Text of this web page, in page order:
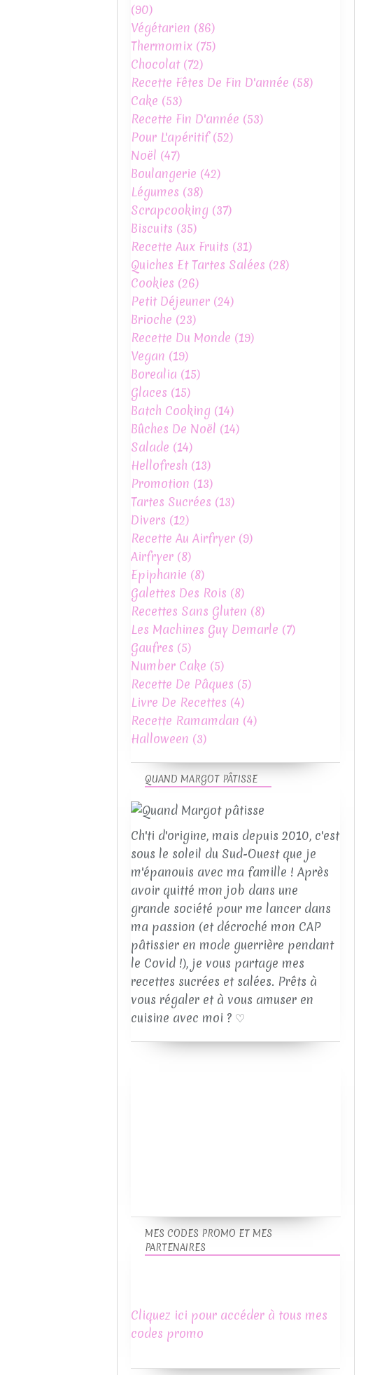
QUAND MARGOT PÂTISSE
Ch'ti d'origine, mais depuis 2010, c'est
sous le soleil du Sud-Ouest que je
m'épanouis avec ma famille ! Après
avoir quitté mon job dans une
grande société pour me lancer dans
ma passion (et décroché mon CAP
pâtissier en mode guerrière pendant
le Covid !), je vous partage mes
recettes sucrées et salées. Prêts à
vous régaler et à vous amuser en
cuisine avec moi ? ♡
(90)
Végétarien (86)
Thermomix (75)
Chocolat(72)
Recette Fêtes De Fin D'année (58)
Cake (53)
Recette Fin D'année (53)
Pour L'apéritif(52)
Noël (47)
Boulangerie (42)
Légumes (38)
Scrapcooking (37)
Biscuits (35)
Recette Aux Fruits (31)
Quiches Et Tartes Salées (28)
Cookies (26)
Petit Déjeuner (24)
Brioche (23)
Recette Du Monde (19)
Vegan (19)
Borealia (15)
Glaces (15)
Batch Cooking (14)
Bûches De Noël (14)
Salade (14)
Hellofresh (13)
Promotion (13)
Tartes Sucrées (13)
Divers (12)
Recette Au Airfryer (9)
Airfryer (8)
Epiphanie (8)
Galettes Des Rois (8)
Recettes Sans Gluten (8)
Les Machines Guy Demarle (7)
Gaufres (5)
Number Cake (5)
Recette De Pâques (5)
Livre De Recettes (4)
Recette Ramamdan (4)
Halloween (3)
MES CODES PROMO ET MES
PARTENAIRES
Cliquez ici pour accéder à tous mes
codes promo